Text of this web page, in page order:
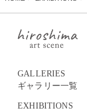
GALLERIES
ギャラリー一覧
EXHIBITIONS